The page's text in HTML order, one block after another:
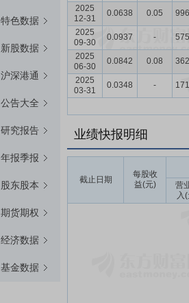
特色数据
新股数据
沪深港通
公告大全
研究报告
年报季报
股东股本
期货期权
经济数据
基金数据
2025
12-31
0.0638 0.05
2025
09-30
0.0937 -
2025
06-30
0.0842 0.08
2025
03-31
0.0348 -
业绩快报明细
截止日期
每股收
益(元)
营
入